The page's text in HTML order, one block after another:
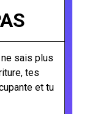
sais plus
tes
et tu